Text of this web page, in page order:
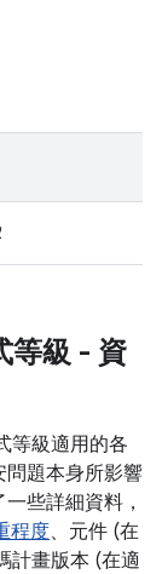
等級 - 資
等級適用的各
問題本身所影響
些詳細資料，
程度、元件 (在
計畫版本 (在適